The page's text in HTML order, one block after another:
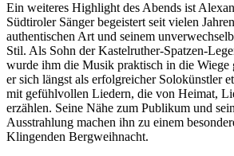
Ein weiteres Highlight des Abends ist
Südtiroler Sänger begeistert seit vielen
authentischen Art und seinem
Stil. Als Sohn der Kastelruther-Spatzen-
wurde ihm die Musik praktisch in die Wiege
er sich längst als erfolgreicher Solokünstler
mit gefühlvollen Liedern, die von Heimat,
erzählen. Seine Nähe zum Publikum und
Ausstrahlung machen ihn zu einem
Klingenden Bergweihnacht.